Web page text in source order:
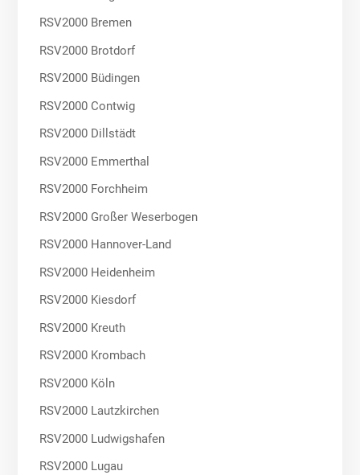
RSV2000 Bremen
RSV2000 Brotdorf
RSV2000 Büdingen
RSV2000 Contwig
RSV2000 Dillstädt
RSV2000 Emmerthal
RSV2000 Forchheim
RSV2000 Großer Weserbogen
RSV2000 Hannover-Land
RSV2000 Heidenheim
RSV2000 Kiesdorf
RSV2000 Kreuth
RSV2000 Krombach
RSV2000 Köln
RSV2000 Lautzkirchen
RSV2000 Ludwigshafen
RSV2000 Lugau